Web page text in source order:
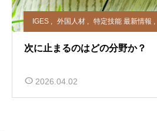
IGES , 外国人材 , 特定技能 最新情報 ,
次に止まるのはどの分野か？
2026.04.02